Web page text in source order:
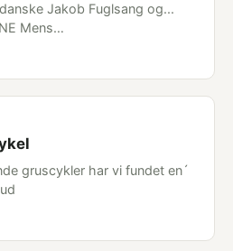
Jakob Fuglsang og...
Mens…
gruscykler har vi fundet en´